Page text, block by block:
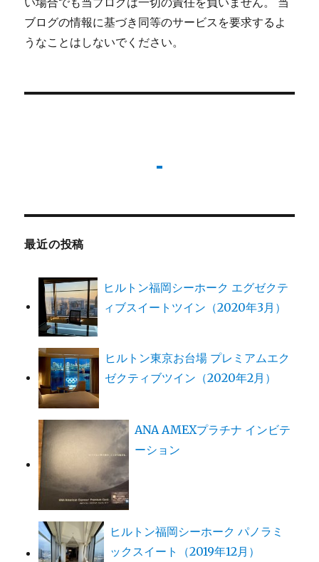
ブログの情報に基づき同等のサービスを要求するよ
うなことはしないでください。
最近の投稿
ヒルトン福岡シーホーク エグゼクテ
ィブスイートツイン（2020年3月）
ヒルトン東京お台場 プレミアムエク
ゼクティブツイン（2020年2月）
ANA AMEXプラチナ インビテ
ーション
ヒルトン福岡シーホーク パノラミ
ックスイート（2019年12月）